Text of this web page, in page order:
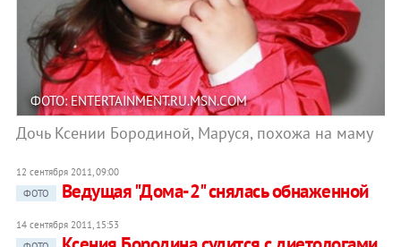
ФОТО: ENTERTAINMENT.RU.MSN.COM
Дочь Ксении Бородиной, Маруся, похожа на маму
12 сентября 2011, 09:00
ФОТО
Ведущая "Дома-2" снялась обнаженной
14 сентября 2011, 15:53